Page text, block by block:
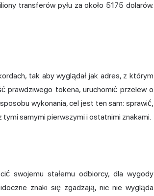
transferów pyłu za około 5175 dolarów.
tak aby wyglądał jak adres, z którym
prawdziwego tokena, uruchomić przelew o
wykonania, cel jest ten sam: sprawić,
tymi samymi pierwszymi i ostatnimi znakami.
swojemu stałemu odbiorcy, dla wygody
znaki się zgadzają, nic nie wygląda